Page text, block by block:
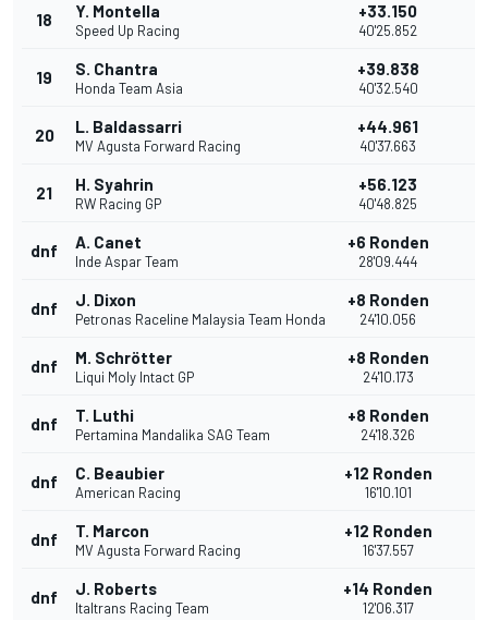
18 Y. Montella
Speed Up Racing
+33.150
40'25.852
19 S. Chantra
Honda Team Asia
+39.838
40'32.540
20 L. Baldassarri
MV Agusta Forward Racing
+44.961
40'37.663
21 H. Syahrin
RW Racing GP
+56.123
40'48.825
dnf A. Canet
Inde Aspar Team
+6 Ronden
28'09.444
dnf J. Dixon
Petronas Raceline Malaysia Team Honda
+8 Ronden
24'10.056
dnf M. Schrötter
Liqui Moly Intact GP
+8 Ronden
24'10.173
dnf T. Luthi
Pertamina Mandalika SAG Team
+8 Ronden
24'18.326
dnf C. Beaubier
American Racing
+12 Ronden
16'10.101
dnf T. Marcon
MV Agusta Forward Racing
+12 Ronden
16'37.557
dnf J. Roberts
Italtrans Racing Team
+14 Ronden
12'06.317